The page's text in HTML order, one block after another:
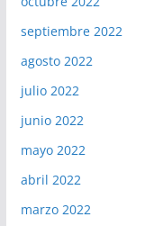
septiembre 2022
agosto 2022
julio 2022
junio 2022
mayo 2022
abril 2022
marzo 2022